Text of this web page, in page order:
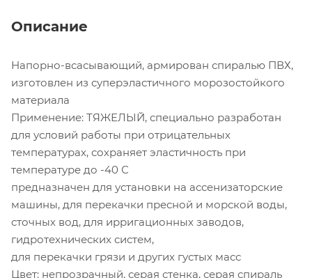
Описание
Напорно-всасывающий, армирован спиралью ПВХ,
изготовлен из суперэластичного морозостойкого
материала
Применение: ТЯЖЕЛЫЙ, специально разработан
для условий работы при отрицательных
температурах, сохраняет эластичность при
температуре до -40 С
предназначен для установки на ассенизаторские
машины, для перекачки пресной и морской воды,
сточных вод, для ирригационных заводов,
гидротехнических систем,
для перекачки грязи и других густых масс
Цвет: непрозрачный, серая стенка, серая спираль